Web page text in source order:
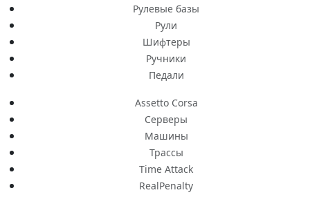
Рулевые базы
Рули
Шифтеры
Ручники
Педали
Assetto Corsa
Серверы
Машины
Трассы
Time Attack
RealPenalty